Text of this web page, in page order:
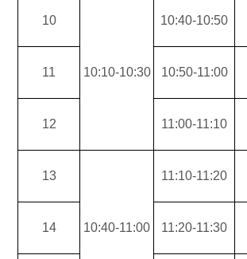
10
10:10-10:30
10:40-10:50
11 10:50-11:00
12 11:00-11:10
13
10:40-11:00
11:10-11:20
14 11:20-11:30